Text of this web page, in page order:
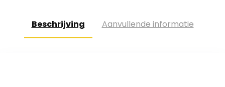
Beschrijving Aanvullende informatie